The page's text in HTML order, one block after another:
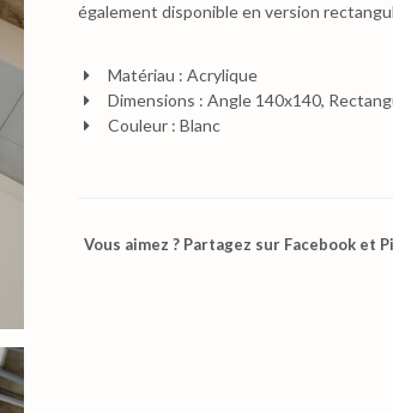
également disponible en version
Matériau : Acrylique
Dimensions : Angle 140x140,
Couleur : Blanc
Vous aimez ? Partagez sur Facebook et